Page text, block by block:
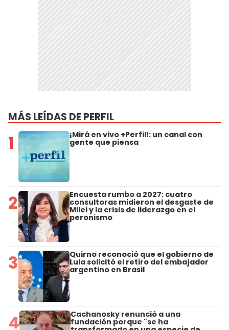
MÁS LEÍDAS DE PERFIL
1 ¡Mirá en vivo +Perfil!: un canal con
gente que piensa
2 Encuesta rumbo a 2027: cuatro
consultoras midieron el desgaste de
Milei y la crisis de liderazgo en el
peronismo
3 Quirno reconoció que el gobierno de
Lula solicitó el retiro del embajador
argentino en Brasil
4 Cachanosky renunció a una
fundación porque "se ha